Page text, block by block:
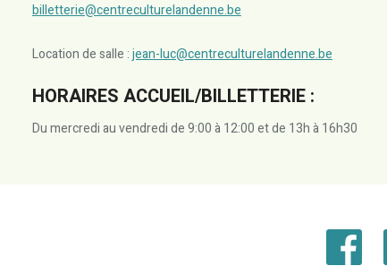
billetterie@centreculturelandenne.be
Location de salle :jean-luc@centreculturelandenne.be
HORAIRES ACCUEIL/BILLETTERIE :
Du mercredi au vendredi de 9:00 à 12:00 et de 13h à 16h30